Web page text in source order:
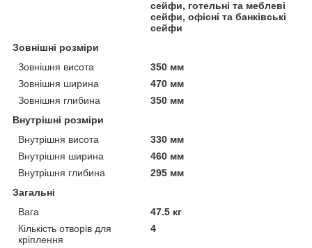
сейфи, готельні та меблеві
сейфи, офісні та банківські
сейфи
Зовнішні розміри
Зовнішня висота
350 мм
Зовнішня ширина
470 мм
Зовнішня глибина
350 мм
Внутрішні розміри
Внутрішня висота
330 мм
Внутрішня ширина
460 мм
Внутрішня глибина
295 мм
Загальні
Вага
47.5 кг
Кількість отворів для
кріплення
4